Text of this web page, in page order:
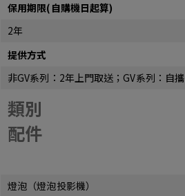
保用期限(自購機日起算)
2年
提供方式
非GV系列：2年上門取送；GV系列：自攜
類別
配件
燈泡（燈泡投影機）